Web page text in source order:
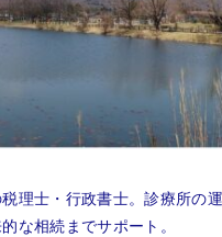
理士・行政書士。診療所の
な相続までサポート。